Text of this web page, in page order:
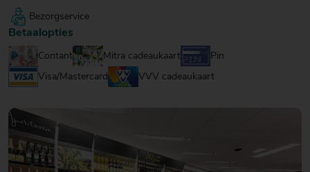
Bezorgservice
Betaalopties
Contant Mitra cadeaukaart
Pin
Visa/Mastercard
VVV cadeaukaart